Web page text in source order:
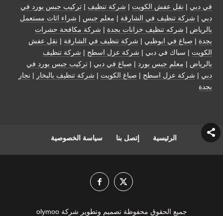
في دبي | نقل عفش الكويت | شركة تنظيف | تركيب جبس بورد في
دبي | شركة تنظيف في الشارقة | معلم جبس | شراء اثاث مستعمل
بالرياض | شركه تنظيف خزانات بجدة | شركة مكافحة حشرات
بجدة | صباغ في ابوظبي | شركة تنظيف في الشارقة | نقل عفش
الكويت | سباك في دبي | شركة عزل اسطح | شركة تنظيف
بالرياض | معلم جبس بورد | صباغ في دبي | تركيب جبس بورد في
دبي | شركة عزل اسطح | صباغ الكويت | شركة تنظيف بالبخار | نجار
بجدة
الرئيسية إتصل بنا سياسة الخصوصية
جميع الحقوق محفوظة تصميم وتطوير شركة olymoo